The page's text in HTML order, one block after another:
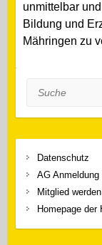
unmittelbar
Bildung und
Mähringen zu
Suche
Datenschutz
AG Anmeldung
Mitglied werden
Homepage der